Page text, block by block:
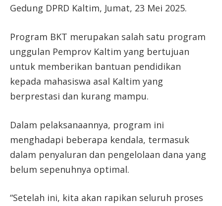
Gedung DPRD Kaltim, Jumat, 23 Mei 2025.
Program BKT merupakan salah satu program
unggulan Pemprov Kaltim yang bertujuan
untuk memberikan bantuan pendidikan
kepada mahasiswa asal Kaltim yang
berprestasi dan kurang mampu.
Dalam pelaksanaannya, program ini
menghadapi beberapa kendala, termasuk
dalam penyaluran dan pengelolaan dana yang
belum sepenuhnya optimal.
“Setelah ini, kita akan rapikan seluruh proses